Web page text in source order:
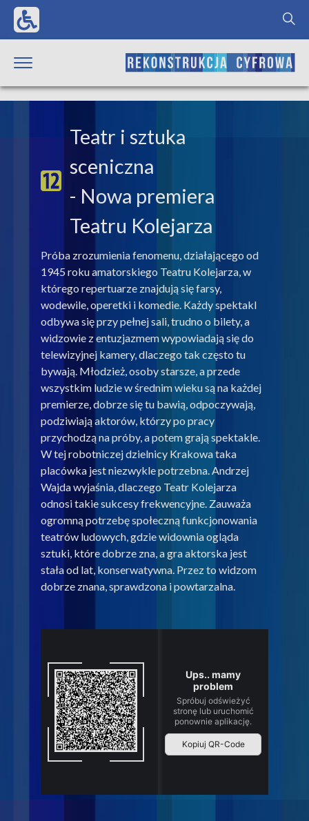
Teatr i sztuka
sceniczna
- Nowa premiera
Teatru Kolejarza
Próba zrozumienia fenomenu, działającego od
1945 roku amatorskiego Teatru Kolejarza, w
którego repertuarze znajdują się farsy,
wodewile, operetki i komedie. Każdy spektakl
odbywa się przy pełnej sali, trudno o bilety, a
widzowie z entuzjazmem wypowiadają się do
telewizyjnej kamery, dlaczego tak często tu
bywają. Młodzież, osoby starsze, a przede
wszystkim ludzie w średnim wieku są na każdej
premierze, dobrze się tu bawią, odpoczywają,
podziwiają aktorów, którzy po pracy
przychodzą na próby, a potem grają spektakle.
W tej robotniczej dzielnicy Krakowa taka
placówka jest niezwykle potrzebna. Andrzej
Wajda wyjaśnia, dlaczego Teatr Kolejarza
odnosi takie sukcesy frekwencyjne. Zauważa
ogromną potrzebę społeczną funkcjonowania
teatrów ludowych, gdzie widownia ogląda
sztuki, które dobrze zna, a gra aktorska jest
stała od lat, konserwatywna. Przez to widzom
dobrze znana, sprawdzona i powtarzalna.